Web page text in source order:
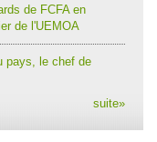
de FCFA en
de l'UEMOA
pays, le chef de
suite»